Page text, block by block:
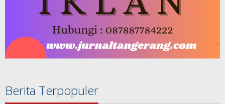
Berita Terpopuler